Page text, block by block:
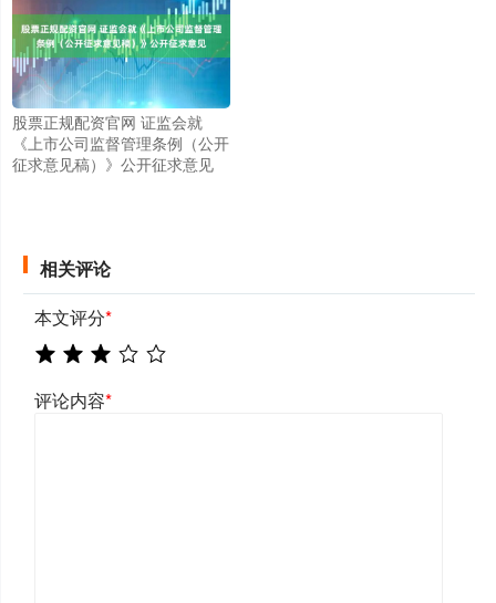
股票正规配资官网 证监会就
《上市公司监督管理条例（公开
征求意见稿）》公开征求意见
相关评论
本文评分*
评论内容*